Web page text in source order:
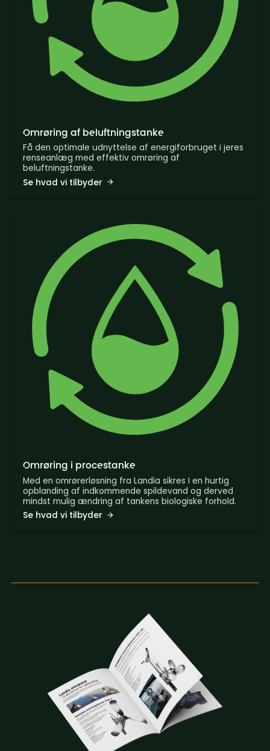
Omrøring af beluftningstanke
Få den optimale udnyttelse af energiforbruget i jeres
renseanlæg med effektiv omrøring af
beluftningstanke.
Se hvad vi tilbyder
Omrøring i procestanke
Med en omrørerløsning fra Landia sikres I en hurtig
opblanding af indkommende spildevand og derved
mindst mulig ændring af tankens biologiske forhold.
Se hvad vi tilbyder